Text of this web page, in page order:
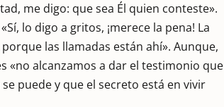
me digo: que sea Él quien conteste».
lo digo a gritos, ¡merece la pena! La
las llamadas están ahí». Aunque,
«no alcanzamos a dar el testimonio que
puede y que el secreto está en vivir